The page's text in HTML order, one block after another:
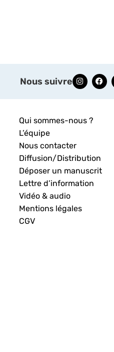
Nous suivre
Qui sommes-nous ?
L’équipe
Nous contacter
Diffusion/Distribution
Déposer un manuscrit
Lettre d’information
Vidéo & audio
Mentions légales
CGV